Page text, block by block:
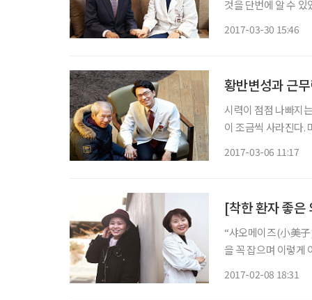
것을 단번에 알 수
2017-03-30 15:46
황반변성과 근
시력이 점점 나빠지
이 조금씩 사라진다. 마치 무엇이 가로
2017-03-06 11:17
“샤오메이즈(小美子
을 꼭 잡으며 이렇게
2017-02-08 18:31